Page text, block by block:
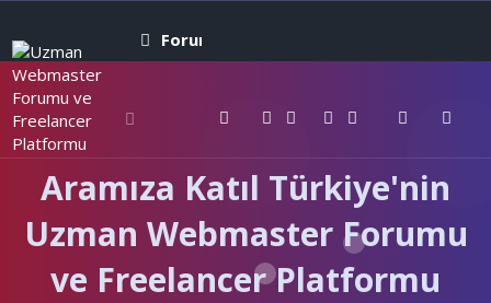
Forumlar
Aramıza Katıl Türkiye'nin
Uzman Webmaster Forumu
ve Freelancer Platformu